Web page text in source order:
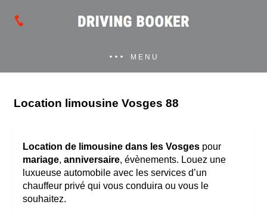
MENU
Location limousine Vosges 88
Location de limousine dans les Vosges pour
mariage, anniversaire, évènements. Louez une
luxueuse automobile avec les services d’un
chauffeur privé qui vous conduira ou vous le
souhaitez.